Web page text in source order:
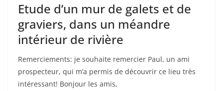
Etude d’un mur de galets et de
graviers, dans un méandre
intérieur de rivière
Remerciements: je souhaite remercier Paul, un ami
prospecteur, qui m’a permis de découvrir ce lieu très
intéressant! Bonjour les amis,